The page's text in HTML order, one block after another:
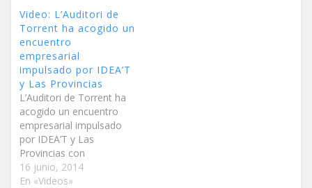
Video: L’Auditori de
Torrent ha acogido un
encuentro
empresarial
impulsado por IDEA’T
y Las Provincias
L’Auditori de Torrent ha
acogido un encuentro
empresarial impulsado
por IDEA’T y Las
Provincias con
emprendedores de
diferentes partes del
16 junio, 2014
En «Videos»